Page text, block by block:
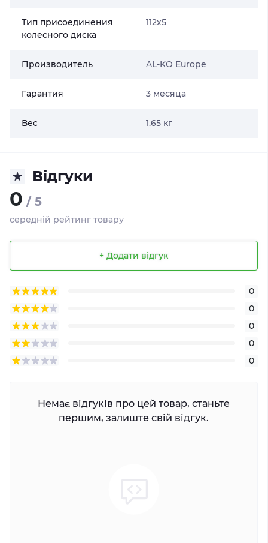
Тип присоединения
колесного диска
112х5
Производитель AL-KO Europe
Гарантия 3 месяца
Вес 1.65 кг
Відгуки
0 / 5
середній рейтинг товару
+ Додати відгук
0
0
0
0
0
Немає відгуків про цей товар, станьте
першим, залиште свій відгук.